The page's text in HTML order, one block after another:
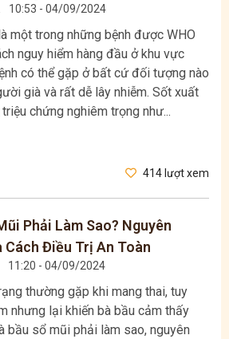
10:53 - 04/09/2024
một trong những bệnh được WHO
nguy hiểm hàng đầu ở khu vực
có thể gặp ở bất cứ đối tượng nào
già và rất dễ lây nhiễm. Sốt xuất
chứng nghiêm trọng như...
414 lượt xem
Phải Làm Sao? Nguyên
Cách Điều Trị An Toàn
11:20 - 04/09/2024
thường gặp khi mang thai, tuy
nhưng lại khiến bà bầu cảm thấy
bầu sổ mũi phải làm sao, nguyên